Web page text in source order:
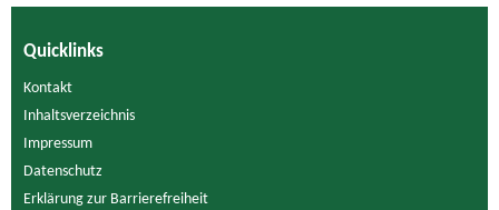
Quicklinks
Kontakt
Inhaltsverzeichnis
Impressum
Datenschutz
Erklärung zur Barrierefreiheit